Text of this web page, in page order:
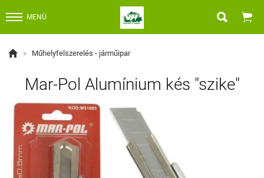
MENÜ  
 » Műhelyfelszerelés - járműipar
Mar-Pol Alumínium kés "szike"